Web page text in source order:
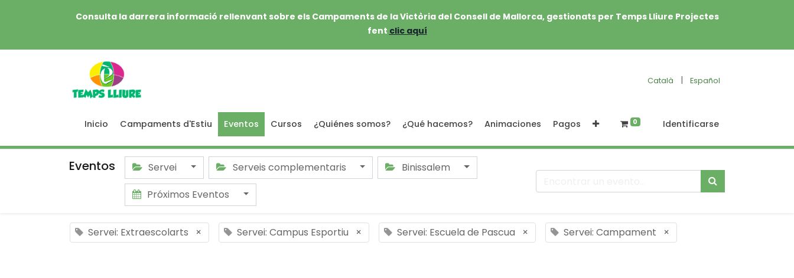
Consulta la darrera informació rellenvant sobre els Campaments de la Victòria del Consell de Mallorca, gestionats per Temps Lliure Projectes
fent clic aquí
Català | Español
Inicio Campaments d'Estiu Eventos Cursos ¿Quiénes somos? ¿Qué hacemos? Animaciones Pagos 0 Identificarse
Eventos Servei Serveis complementaris
Binissalem
Próximos Eventos
Servei: Extraescolarts × Servei: Campus Esportiu × Servei: Escuela de Pascua × Servei: Campament ×